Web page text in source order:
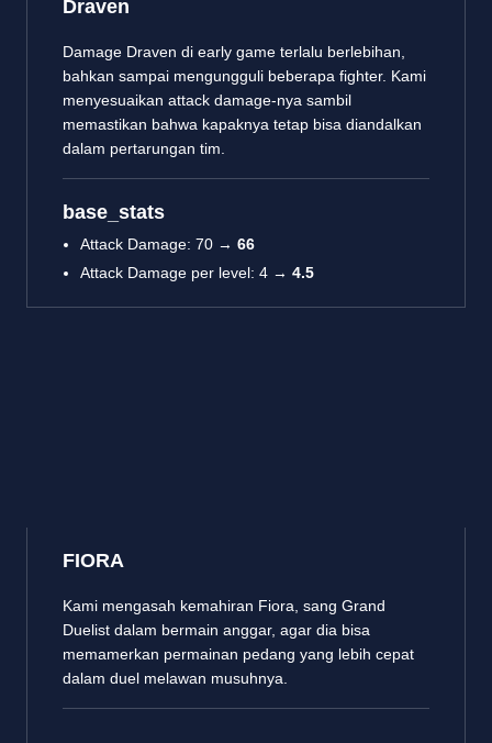
Draven
Damage Draven di early game terlalu berlebihan,
bahkan sampai mengungguli beberapa fighter. Kami
menyesuaikan attack damage-nya sambil
memastikan bahwa kapaknya tetap bisa diandalkan
dalam pertarungan tim.
base_stats
Attack Damage: 70 → 66
Attack Damage per level: 4 → 4.5
FIORA
Kami mengasah kemahiran Fiora, sang Grand
Duelist dalam bermain anggar, agar dia bisa
memamerkan permainan pedang yang lebih cepat
dalam duel melawan musuhnya.